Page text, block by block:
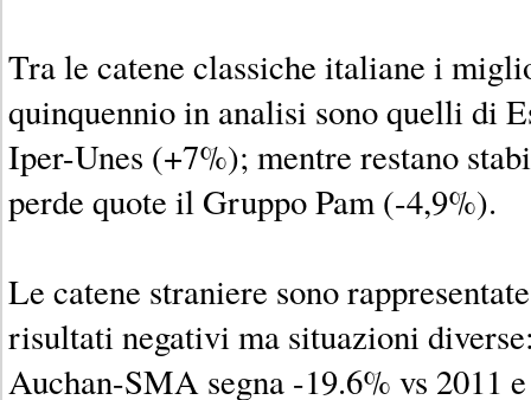
Tra le catene classiche italiane i
quinquennio in analisi sono quelli di
Iper-Unes (+7%); mentre restano
perde quote il Gruppo Pam (-4,9%).
Le catene straniere sono
risultati negativi ma situazioni
Auchan-SMA segna -19.6% vs 2011